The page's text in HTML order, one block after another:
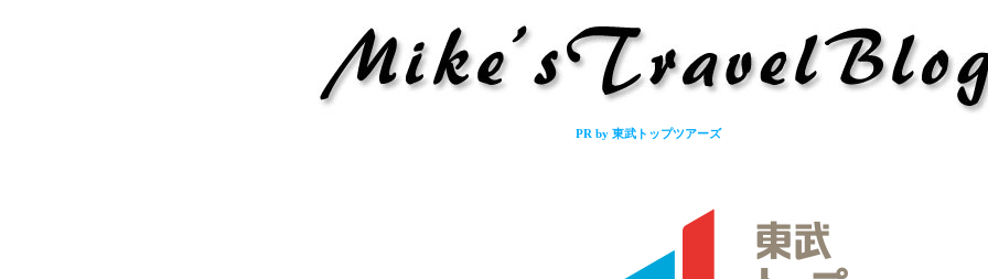
PR by 東武トップツアーズ